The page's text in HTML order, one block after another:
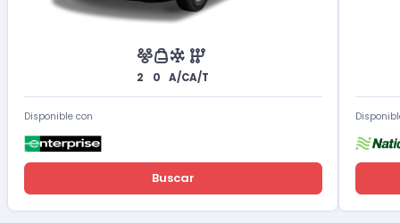
2 0 A/CA/T
Disponible con
Buscar